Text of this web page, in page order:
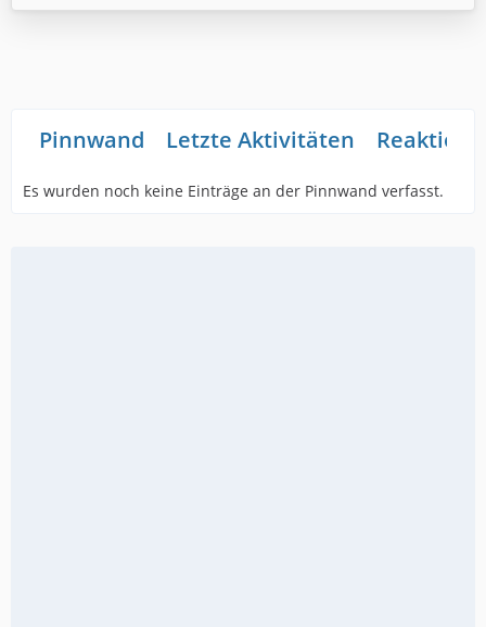
Pinnwand Letzte Aktivitäten
Es wurden noch keine Einträge an der Pinnwand verfasst.